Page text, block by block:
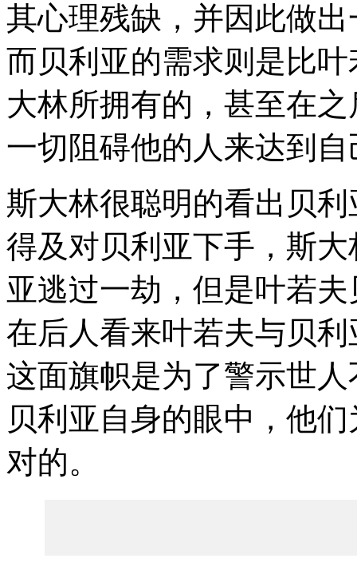
其心理残缺，并因此做
而贝利亚的需求则是比
大林所拥有的，甚至在
一切阻碍他的人来达到
斯大林很聪明的看出贝
得及对贝利亚下手，斯
亚逃过一劫，但是叶若
在后人看来叶若夫与贝
这面旗帜是为了警示世
贝利亚自身的眼中，他
对的。